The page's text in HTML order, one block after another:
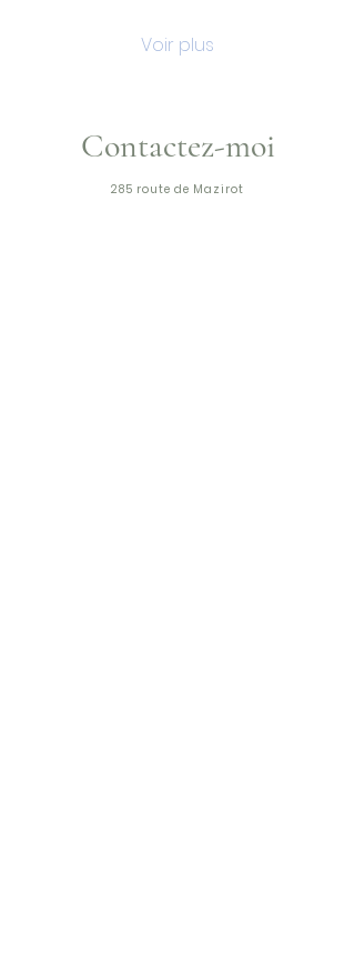
Voir plus
Contactez-moi
285 route de Mazirot